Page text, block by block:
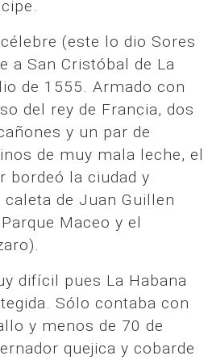
(este lo dio Sores
a San Cristóbal de La
de 1555. Armado con
del rey de Francia, dos
y un par de
de muy mala leche, el
bordeó la ciudad y
de Juan Guillen
Maceo y el
difícil pues La Habana
Sólo contaba con
y menos de 70 de
quejica y cobarde